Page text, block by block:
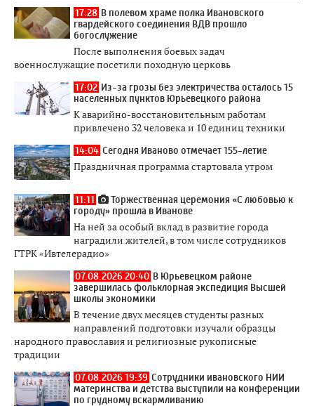
17:28 В полевом храме полка Ивановского
гвардейского соединения ВДВ прошло
богослужение
После выполнения боевых задач
военнослужащие посетили походную церковь
17:02 Из-за грозы без электричества осталось 15
населенных пунктов Юрьевецкого района
К аварийно-восстановительным работам
привлечено 32 человека и 10 единиц техники
14:04 Сегодня Иваново отмечает 155-летие
Праздничная программа стартовала утром
11:11
Торжественная церемония «С любовью к
городу» прошла в Иванове
На ней за особый вклад в развитие города
наградили жителей, в том числе сотрудников
ГТРК «Ивтелерадио»
07.08.2026 20:40 В Юрьевецком районе
завершилась фольклорная экспедиция Высшей
школы экономики
В течение двух месяцев студенты разных
направлений подготовки изучали образцы
народного православия и религиозные рукописные
традиции
07.08.2026 19:39 Сотрудники ивановского НИИ
материнства и детства выступили на конференции
по грудному вскармливанию